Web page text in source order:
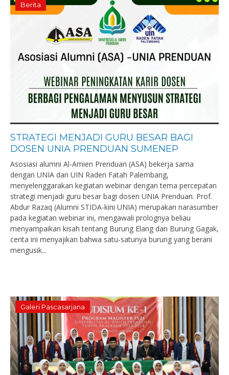
Berita
STRATEGI MENJADI GURU BESAR BAGI
DOSEN UNIA PRENDUAN SUMENEP
Asosiasi alumni Al-Amien Prenduan (ASA) bekerja sama
dengan UNIA dan UIN Raden Fatah Palembang,
menyelenggarakan kegiatan webinar dengan tema percepatan
strategi menjadi guru besar bagi dosen UNIA Prenduan. Prof.
Abdur Razaq (Alumni STIDA-kini UNIA) merupakan narasumber
pada kegiatan webinar ini, mengawali prolognya beliau
menyampaikan kisah tentang Burung Elang dan Burung Gagak,
cerita ini menyajikan bahwa satu-satunya burung yang berani
mengusik...
Galeri Pascasarjana